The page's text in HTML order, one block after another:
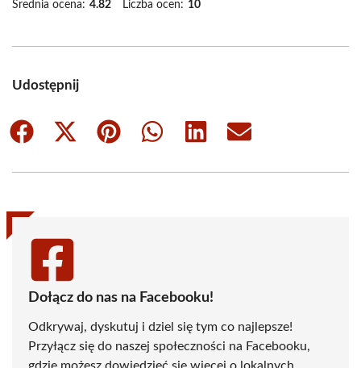
Średnia ocena: 4.82 Liczba ocen: 10
Udostępnij
Share
Share
(Twitter)
Share
Share
Share
Share
Dołącz do nas na Facebooku!
Odkrywaj, dyskutuj i dziel się tym co najlepsze!
Przyłącz się do naszej społeczności na Facebooku,